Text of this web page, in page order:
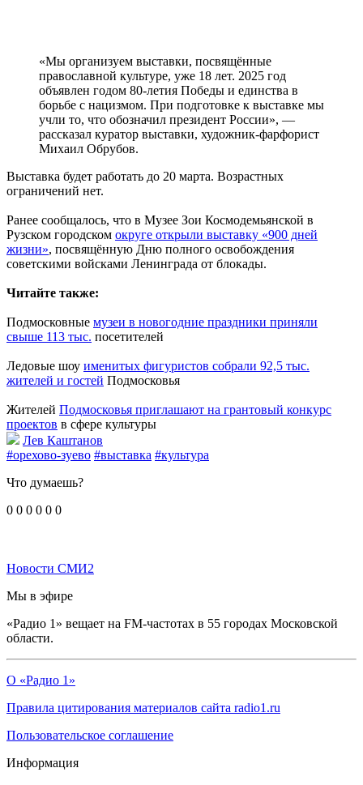
«Мы организуем выставки, посвящённые
православной культуре, уже 18 лет. 2025 год
объявлен годом 80-летия Победы и единства в
борьбе с нацизмом. При подготовке к выставке мы
учли то, что обозначил президент России», —
рассказал куратор выставки, художник-фарфорист
Михаил Обрубов.
Выставка будет работать до 20 марта. Возрастных
ограничений нет.
Ранее сообщалось, что в Музее Зои Космодемьянской в
Рузском городском округе открыли выставку «900 дней
жизни», посвящённую Дню полного освобождения
советскими войсками Ленинграда от блокады.
Читайте также:
Подмосковные музеи в новогодние праздники приняли
свыше 113 тыс. посетителей
Ледовые шоу именитых фигуристов собрали 92,5 тыс.
жителей и гостей Подмосковья
Жителей Подмосковья приглашают на грантовый конкурс
проектов в сфере культуры
Лев Каштанов
#орехово-зуево #выставка #культура
Что думаешь?
0 0 0 0 0 0
Новости СМИ2
Мы в эфире
«Радио 1» вещает на FM-частотах в 55 городах Московской
области.
О «Радио 1»
Правила цитирования материалов сайта radio1.ru
Пользовательское соглашение
Информация